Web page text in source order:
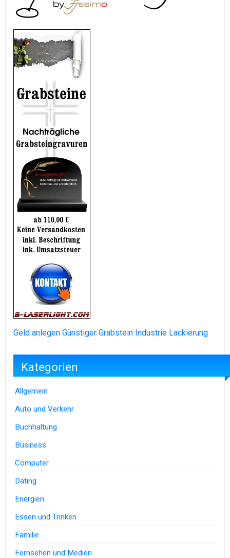
Geld anlegen Günstiger Grabstein Industrie Lackierung
Kategorien
Allgemein
Auto und Verkehr
Buchhaltung
Business
Computer
Dating
Energien
Essen und Trinken
Familie
Fernsehen und Medien